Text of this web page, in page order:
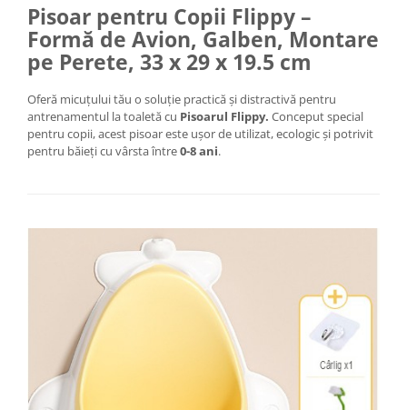
Tractoraș de tuns gazonul
Zootehnie
Incubatoare, oparitoare si
deplumatoare
Echipamente pentru animale
Aparate de tuns animale
Piese si accesorii aparate de tuns
animale
Masini batut stalpi si accesorii
Roabe & accesorii
Casute gradina si cutii depozitare
Mobilier gradina
Corturi, Prelate si plase de
umbrire
Lopeti zapada
Pisoar pentru Copii Flippy –
Formă de Avion, Galben, Montare
pe Perete, 33 x 29 x 19.5 cm
Oferă micuțului tău o soluție practică și distractivă pentru
antrenamentul la toaletă cu Pisoarul Flippy. Conceput special
pentru copii, acest pisoar este ușor de utilizat, ecologic și potrivit
pentru băieți cu vârsta între0-8 ani.